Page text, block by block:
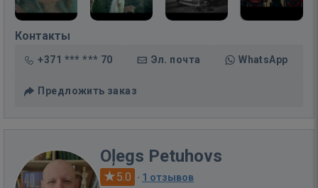
Контакты
+371 *** *** 70 Эл. почта WhatsApp
Предложить заказ
Oļegs Petuhovs
5.0 · 1 отзывов